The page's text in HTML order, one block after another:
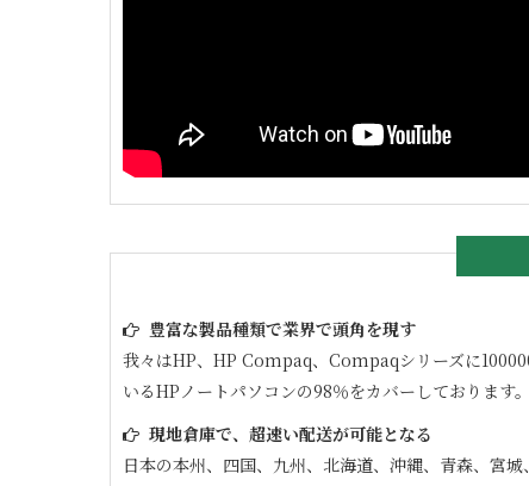
豊富な製品種類で業界で頭角を現す
我々はHP、HP Compaq、Compaqシリーズに
いるHPノートパソコンの98％をカバーしております
現地倉庫で、超速い配送が可能となる
日本の本州、四国、九州、北海道、沖縄、青森、宮